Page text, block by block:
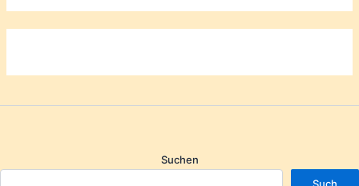
Suchen
Such